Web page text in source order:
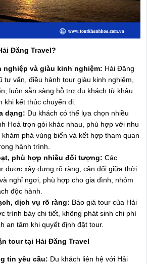
Đăng Travel?
nghiệp và giàu kinh nghiệm: Hải Đăng
tư vấn, điều hành tour giàu kinh nghiệm,
luôn sẵn sàng hỗ trợ du khách từ khâu
khi kết thúc chuyến đi.
dạng: Du khách có thể lựa chọn nhiều
Hoà trọn gói khác nhau, phù hợp với nhu
phá vùng biển và kết hợp tham quan
hành trình.
phù hợp nhiều đối tượng: Các
được xây dựng rõ ràng, cân đối giữa thời
nghỉ ngơi, phù hợp cho gia đình, nhóm
độc hành.
dịch vụ rõ ràng: Báo giá tour của Hải
trình bày chi tiết, không phát sinh chi phí
an tâm khi quyết định đặt tour.
tour tại Hải Đăng Travel
tin yêu cầu: Du khách liên hệ với Hải